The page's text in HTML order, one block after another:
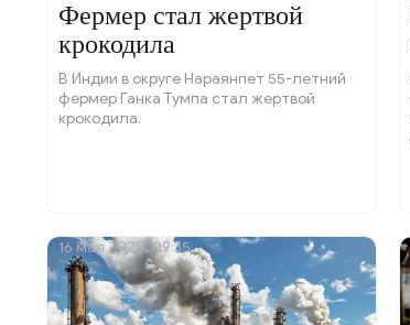
Фермер стал жертвой
крокодила
В Индии в округе Нараянпет 55-летний
фермер Ганка Тумпа стал жертвой
крокодила.
16 мая 2025, 09:35